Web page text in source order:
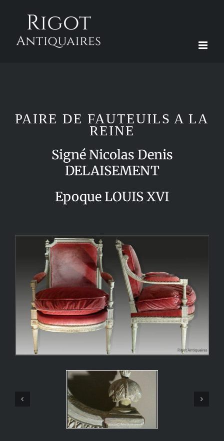
contenu
PAIRE DE FAUTEUILS A LA
REINE
Signé Nicolas Denis
DELAISEMENT
Epoque LOUIS XVI